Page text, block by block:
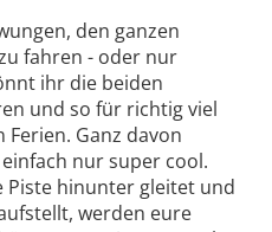
den ganzen
fahren - oder nur
ihr die beiden
und so für richtig viel
Ganz davon
nur super cool.
Piste hinunter gleitet und
werden eure